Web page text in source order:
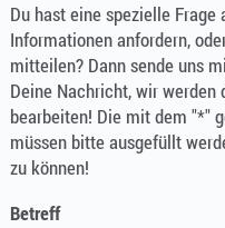
Du hast eine spezielle
Informationen anfordern,
mitteilen? Dann sende uns
Deine Nachricht, wir
bearbeiten! Die mit dem "*"
müssen bitte ausgefüllt
zu können!
Betreff